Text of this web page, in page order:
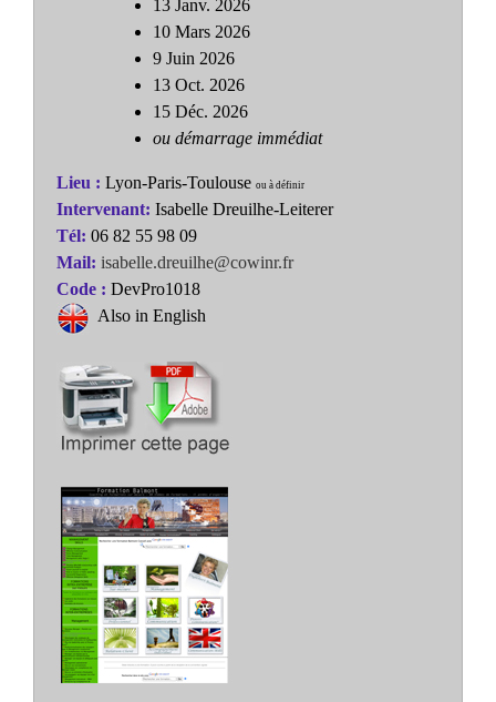
13 Janv. 2026
10 Mars 2026
9 Juin 2026
13 Oct. 2026
15 Déc. 2026
ou démarrage immédiat
Lieu : Lyon-Paris-Toulouse ou à définir
Intervenant: Isabelle Dreuilhe-Leiterer
Tél: 06 82 55 98 09
Mail: isabelle.dreuilhe@cowinr.fr
Code : DevPro1018
Also in English